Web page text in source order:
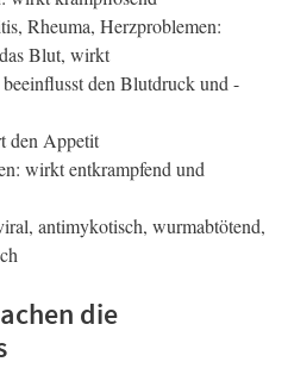
Rheuma, Herzproblemen:
Blut, wirkt
den Blutdruck und -
den Appetit
wirkt entkrampfend und
antimykotisch, wurmabtötend,
die